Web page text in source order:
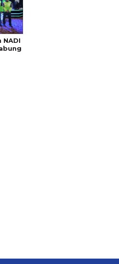
NADI